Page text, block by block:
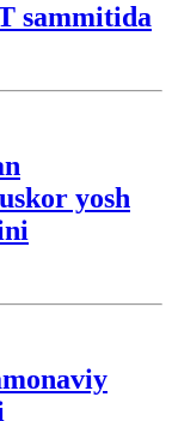
sammitida
yosh